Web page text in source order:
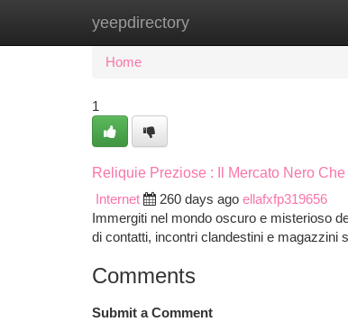
yeepdirectory
Home New Site Listings
Home
1
Reliquie Preziose : Il Mercato Nero
Internet
260 days ago ellafxfp319656
Immergiti nel mondo oscuro e misterioso
di contatti, incontri clandestini e magazzini
Comments
Submit a Comment